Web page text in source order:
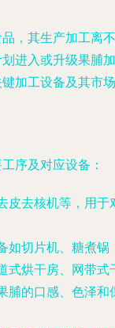
，其生产加工离不
进入或升级果脯加
加工设备及其市场
序及对应设备：
皮去核机等，用于
如切片机、糖煮锅
式烘干房、网带式
脯的口感、色泽和